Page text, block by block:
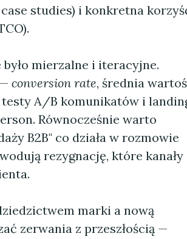
studies) i konkretna
mierzalne i iteracyjne.
conversion rate, średnia
testy A/B komunikatów i
Równocześnie warto
B2B" co działa w rozmowie
rezygnację, które kanały
marki a nową
zerwania z przeszłością —